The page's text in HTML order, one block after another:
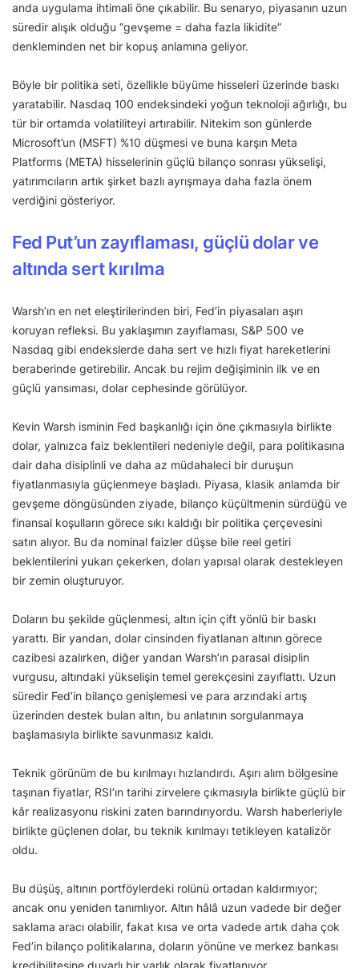
anda uygulama ihtimali öne çıkabilir. Bu senaryo, piyasanın uzun
süredir alışık olduğu “gevşeme = daha fazla likidite”
denkleminden net bir kopuş anlamına geliyor.
Böyle bir politika seti, özellikle büyüme hisseleri üzerinde baskı
yaratabilir. Nasdaq 100 endeksindeki yoğun teknoloji ağırlığı, bu
tür bir ortamda volatiliteyi artırabilir. Nitekim son günlerde
Microsoft’un (MSFT) %10 düşmesi ve buna karşın Meta
Platforms (META) hisselerinin güçlü bilanço sonrası yükselişi,
yatırımcıların artık şirket bazlı ayrışmaya daha fazla önem
verdiğini gösteriyor.
Fed Put’un zayıflaması, güçlü dolar ve
altında sert kırılma
Warsh’ın en net eleştirilerinden biri, Fed’in piyasaları aşırı
koruyan refleksi. Bu yaklaşımın zayıflaması, S&P 500 ve
Nasdaq gibi endekslerde daha sert ve hızlı fiyat hareketlerini
beraberinde getirebilir. Ancak bu rejim değişiminin ilk ve en
güçlü yansıması, dolar cephesinde görülüyor.
Kevin Warsh isminin Fed başkanlığı için öne çıkmasıyla birlikte
dolar, yalnızca faiz beklentileri nedeniyle değil, para politikasına
dair daha disiplinli ve daha az müdahaleci bir duruşun
fiyatlanmasıyla güçlenmeye başladı. Piyasa, klasik anlamda bir
gevşeme döngüsünden ziyade, bilanço küçültmenin sürdüğü ve
finansal koşulların görece sıkı kaldığı bir politika çerçevesini
satın alıyor. Bu da nominal faizler düşse bile reel getiri
beklentilerini yukarı çekerken, doları yapısal olarak destekleyen
bir zemin oluşturuyor.
Doların bu şekilde güçlenmesi, altın için çift yönlü bir baskı
yarattı. Bir yandan, dolar cinsinden fiyatlanan altının görece
cazibesi azalırken, diğer yandan Warsh’ın parasal disiplin
vurgusu, altındaki yükselişin temel gerekçesini zayıflattı. Uzun
süredir Fed’in bilanço genişlemesi ve para arzındaki artış
üzerinden destek bulan altın, bu anlatının sorgulanmaya
başlamasıyla birlikte savunmasız kaldı.
Teknik görünüm de bu kırılmayı hızlandırdı. Aşırı alım bölgesine
taşınan fiyatlar, RSI’ın tarihi zirvelere çıkmasıyla birlikte güçlü bir
kâr realizasyonu riskini zaten barındırıyordu. Warsh haberleriyle
birlikte güçlenen dolar, bu teknik kırılmayı tetikleyen katalizör
oldu.
Bu düşüş, altının portföylerdeki rolünü ortadan kaldırmıyor;
ancak onu yeniden tanımlıyor. Altın hâlâ uzun vadede bir değer
saklama aracı olabilir, fakat kısa ve orta vadede artık daha çok
Fed’in bilanço politikalarına, doların yönüne ve merkez bankası